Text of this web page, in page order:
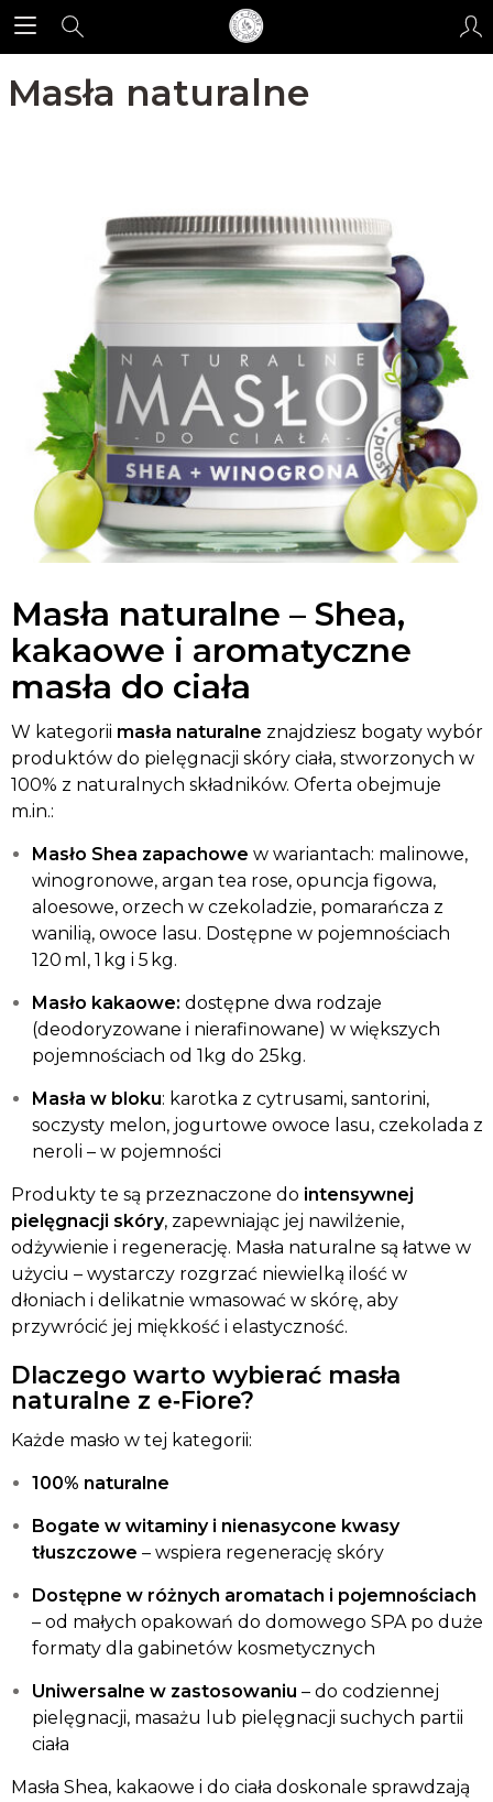
Masła naturalne
Masła naturalne – Shea,
kakaowe i aromatyczne
masła do ciała
W kategorii masła naturalne znajdziesz bogaty wybór
produktów do pielęgnacji skóry ciała, stworzonych w
100% z naturalnych składników. Oferta obejmuje
m.in.:
Masło Shea zapachowe w wariantach: malinowe,
winogronowe, argan tea rose, opuncja figowa,
aloesowe, orzech w czekoladzie, pomarańcza z
wanilią, owoce lasu. Dostępne w pojemnościach
120 ml, 1 kg i 5 kg.
Masło kakaowe: dostępne dwa rodzaje
(deodoryzowane i nierafinowane) w większych
pojemnościach od 1kg do 25kg.
Masła w bloku: karotka z cytrusami, santorini,
soczysty melon, jogurtowe owoce lasu, czekolada z
neroli – w pojemności
Produkty te są przeznaczone do intensywnej
pielęgnacji skóry, zapewniając jej nawilżenie,
odżywienie i regenerację. Masła naturalne są łatwe w
użyciu – wystarczy rozgrzać niewielką ilość w
dłoniach i delikatnie wmasować w skórę, aby
przywrócić jej miękkość i elastyczność.
Dlaczego warto wybierać masła
naturalne z e‑Fiore?
Każde masło w tej kategorii:
100% naturalne
Bogate w witaminy i nienasycone kwasy
tłuszczowe – wspiera regenerację skóry
Dostępne w różnych aromatach i pojemnościach
– od małych opakowań do domowego SPA po duże
formaty dla gabinetów kosmetycznych
Uniwersalne w zastosowaniu – do codziennej
pielęgnacji, masażu lub pielęgnacji suchych partii
ciała
Masła Shea, kakaowe i do ciała doskonale sprawdzają